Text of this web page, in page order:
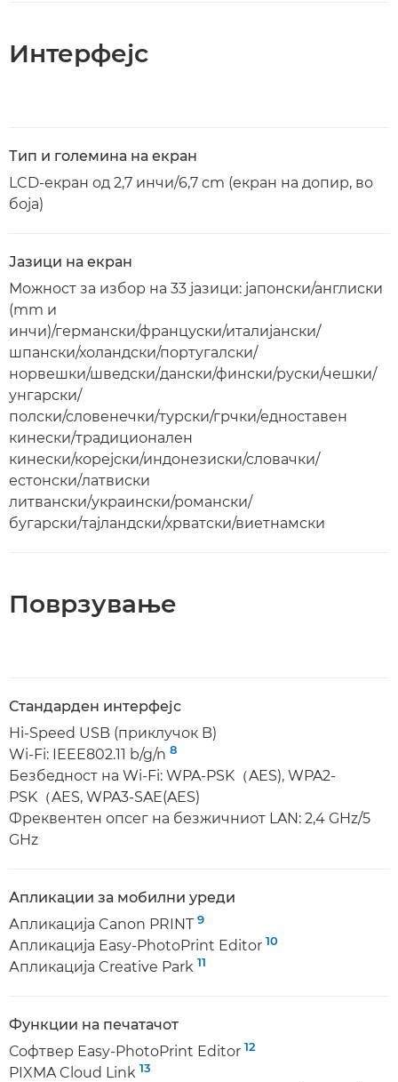
Интерфејс
Тип и големина на екран
LCD-екран од 2,7 инчи/6,7 cm (екран на допир, во
боја)
Јазици на екран
Можност за избор на 33 јазици: јапонски/англиски
(mm и
инчи)/германски/француски/италијански/
шпански/холандски/португалски/
норвешки/шведски/дански/фински/руски/чешки/
унгарски/
полски/словенечки/турски/грчки/едноставен
кинески/традиционален
кинески/корејски/индонезиски/словачки/
естонски/латвиски
литвански/украински/романски/
бугарски/тајландски/хрватски/виетнамски
Поврзување
Стандарден интерфејс
Hi-Speed USB (приклучок B)
Wi-Fi: IEEE802.11 b/g/n 8
Безбедност на Wi-Fi: WPA-PSK（AES), WPA2-
PSK（AES, WPA3-SAE(AES)
Фреквентен опсег на безжичниот LAN: 2,4 GHz/5
GHz
Апликации за мобилни уреди
Апликација Canon PRINT9
Апликација Easy-PhotoPrint Editor 10
Апликација Creative Park 11
Функции на печатачот
Софтвер Easy-PhotoPrint Editor 12
PIXMA Cloud Link 13